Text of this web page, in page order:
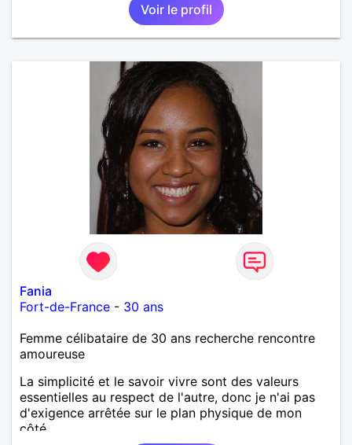
Voir le profil
Fania
Fort-de-France - 30 ans
Femme célibataire de 30 ans recherche rencontre
amoureuse
La simplicité et le savoir vivre sont des valeurs
essentielles au respect de l'autre, donc je n'ai pas
d'exigence arrêtée sur le plan physique de mon
côté.